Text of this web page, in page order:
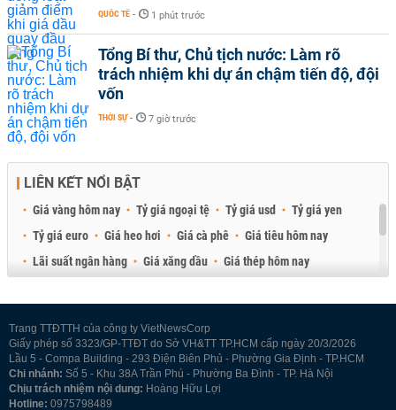
QUỐC TẾ - 1 phút trước
Tổng Bí thư, Chủ tịch nước: Làm rõ
trách nhiệm khi dự án chậm tiến độ, đội
vốn
THỜI SỰ - 7 giờ trước
LIÊN KẾT NỔI BẬT
Giá vàng hôm nay Tỷ giá ngoại tệ Tỷ giá usd
Tỷ giá yen
Tỷ giá euro
Giá heo hơi Giá cà phê
Giá tiêu hôm nay
Lãi suất ngân hàng
Giá xăng dầu
Giá thép hôm nay
Trang TTĐTTH của công ty VietNewsCorp
Giấy phép số 3323/GP-TTĐT do Sở VH&TT TP.HCM cấp ngày 20/3/2026
Lầu 5 - Compa Building - 293 Điện Biên Phủ - Phường Gia Định - TP.HCM
Chi nhánh: Số 5 - Khu 38A Trần Phú - Phường Ba Đình - TP. Hà Nội
Chịu trách nhiệm nội dung: Hoàng Hữu Lợi
Hotline: 0975798489